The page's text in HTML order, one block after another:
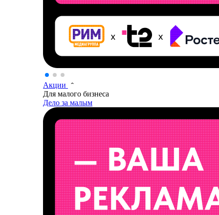
Акции
Для малого бизнеса
Дело за малым